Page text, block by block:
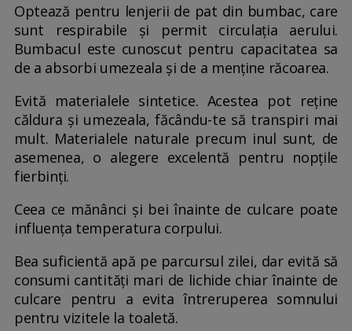
Optează pentru lenjerii de pat din bumbac, care
sunt respirabile și permit circulația aerului.
Bumbacul este cunoscut pentru capacitatea sa
de a absorbi umezeala și de a menține răcoarea.
Evită materialele sintetice. Acestea pot reține
căldura și umezeala, făcându-te să transpiri mai
mult. Materialele naturale precum inul sunt, de
asemenea, o alegere excelentă pentru nopțile
fierbinți.
Ceea ce mănânci și bei înainte de culcare poate
influența temperatura corpului.
Bea suficientă apă pe parcursul zilei, dar evită să
consumi cantități mari de lichide chiar înainte de
culcare pentru a evita întreruperea somnului
pentru vizitele la toaletă.